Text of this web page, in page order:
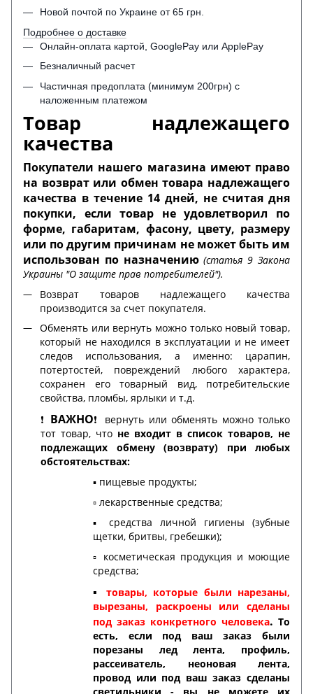
Новой почтой по Украине от 65 грн.
Подробнее о доставке
Онлайн-оплата картой, GooglePay или ApplePay
Безналичный расчет
Частичная предоплата (минимум 200грн) с
наложенным платежом
Товар надлежащего
качества
Покупатели нашего магазина имеют право
на возврат или обмен товара надлежащего
качества в течение 14 дней, не считая дня
покупки, если товар не удовлетворил по
форме, габаритам, фасону, цвету, размеру
или по другим причинам не может быть им
использован по назначению(статья 9 Закона
Украины "О защите прав потребителей").
Возврат товаров надлежащего качества
производится за счет покупателя.
Обменять или вернуть можно только новый товар,
который не находился в эксплуатации и не имеет
следов использования, а именно: царапин,
потертостей, повреждений любого характера,
сохранен его товарный вид, потребительские
свойства, пломбы, ярлыки и т.д.
❗️ ВАЖНО❗️ вернуть или обменять можно только
тот товар, что не входит в список товаров, не
подлежащих обмену (возврату) при любых
обстоятельствах:
▪️ пищевые продукты;
▫️ лекарственные средства;
▪️ средства личной гигиены (зубные
щетки, бритвы, гребешки);
▫️ косметическая продукция и моющие
средства;
▪️ товары, которые были нарезаны,
вырезаны, раскроены или сделаны
под заказ конкретного человека. То
есть, если под ваш заказ были
порезаны лед лента, профиль,
рассеиватель, неоновая лента,
провод или под ваш заказ сделаны